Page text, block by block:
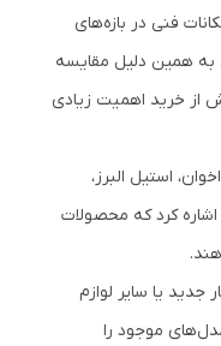
فنی در بازه‌های
به همین دلیل مقایسه
از خرید اهمیت زیادی
استیل البرز،
اشاره کرد که محصولات
جدید یا سایر لوازم
موجود را